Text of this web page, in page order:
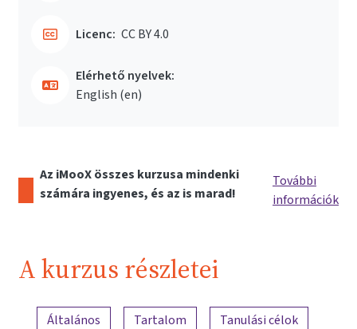
Licenc: CC BY 4.0
Elérhető nyelvek:
English ‎(en)‎
Az iMooX összes kurzusa mindenki
számára ingyenes, és az is marad!
További
információk
A kurzus részletei
A tartalom áttekintése
Általános Tartalom
Tanulási célok